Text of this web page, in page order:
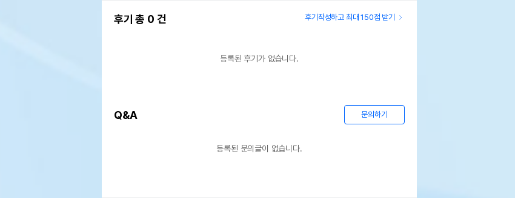
후기 총 0 건 후기작성하고 최대 150점 받기
등록된 후기가 없습니다.
Q&A 문의하기
등록된 문의글이 없습니다.